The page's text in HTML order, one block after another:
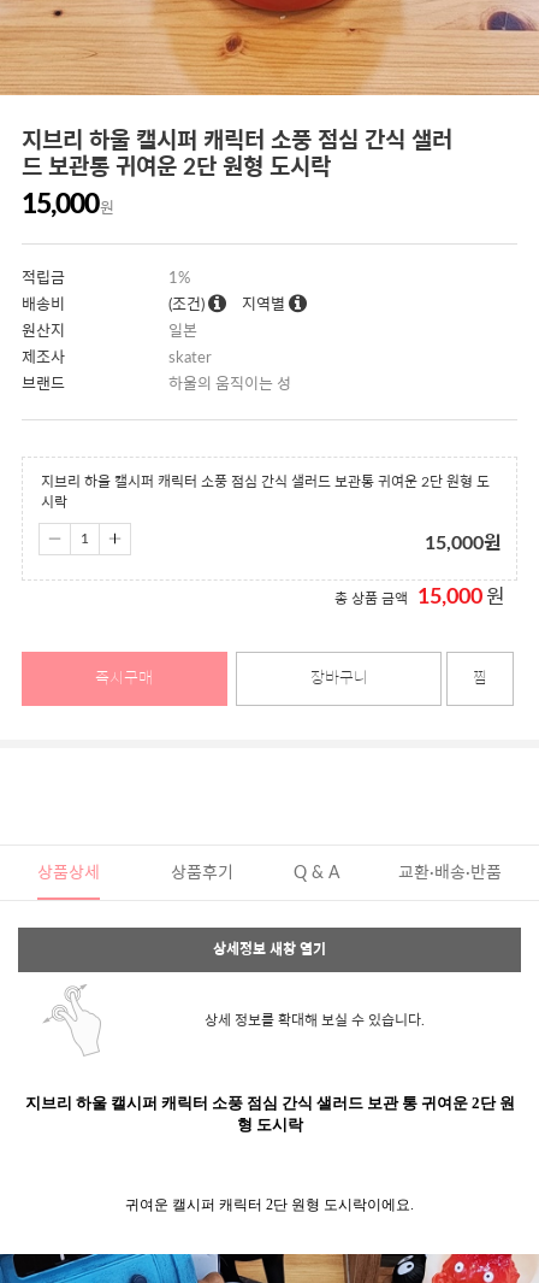
지브리 하울 캘시퍼 캐릭터 소풍 점심 간식 샐러
드 보관통 귀여운 2단 원형 도시락
15,000원
적립금
1%
배송비
(조건)
지역별
원산지
일본
제조사
skater
브랜드
하울의 움직이는 성
지브리 하울 캘시퍼 캐릭터 소풍 점심 간식 샐러드 보관통 귀여운 2단 원형 도
시락
15,000원
총 상품 금액 15,000 원
즉시구매 장바구니 찜
상품상세 상품후기 Q & A 교환·배송·반품
상세정보 새창 열기
상세 정보를 확대해 보실 수 있습니다.
지브리 하울 캘시퍼 캐릭터 소풍 점심 간식 샐러드 보관 통 귀여운 2단 원
형 도시락
귀여운 캘시퍼 캐릭터 2단 원형 도시락이에요.